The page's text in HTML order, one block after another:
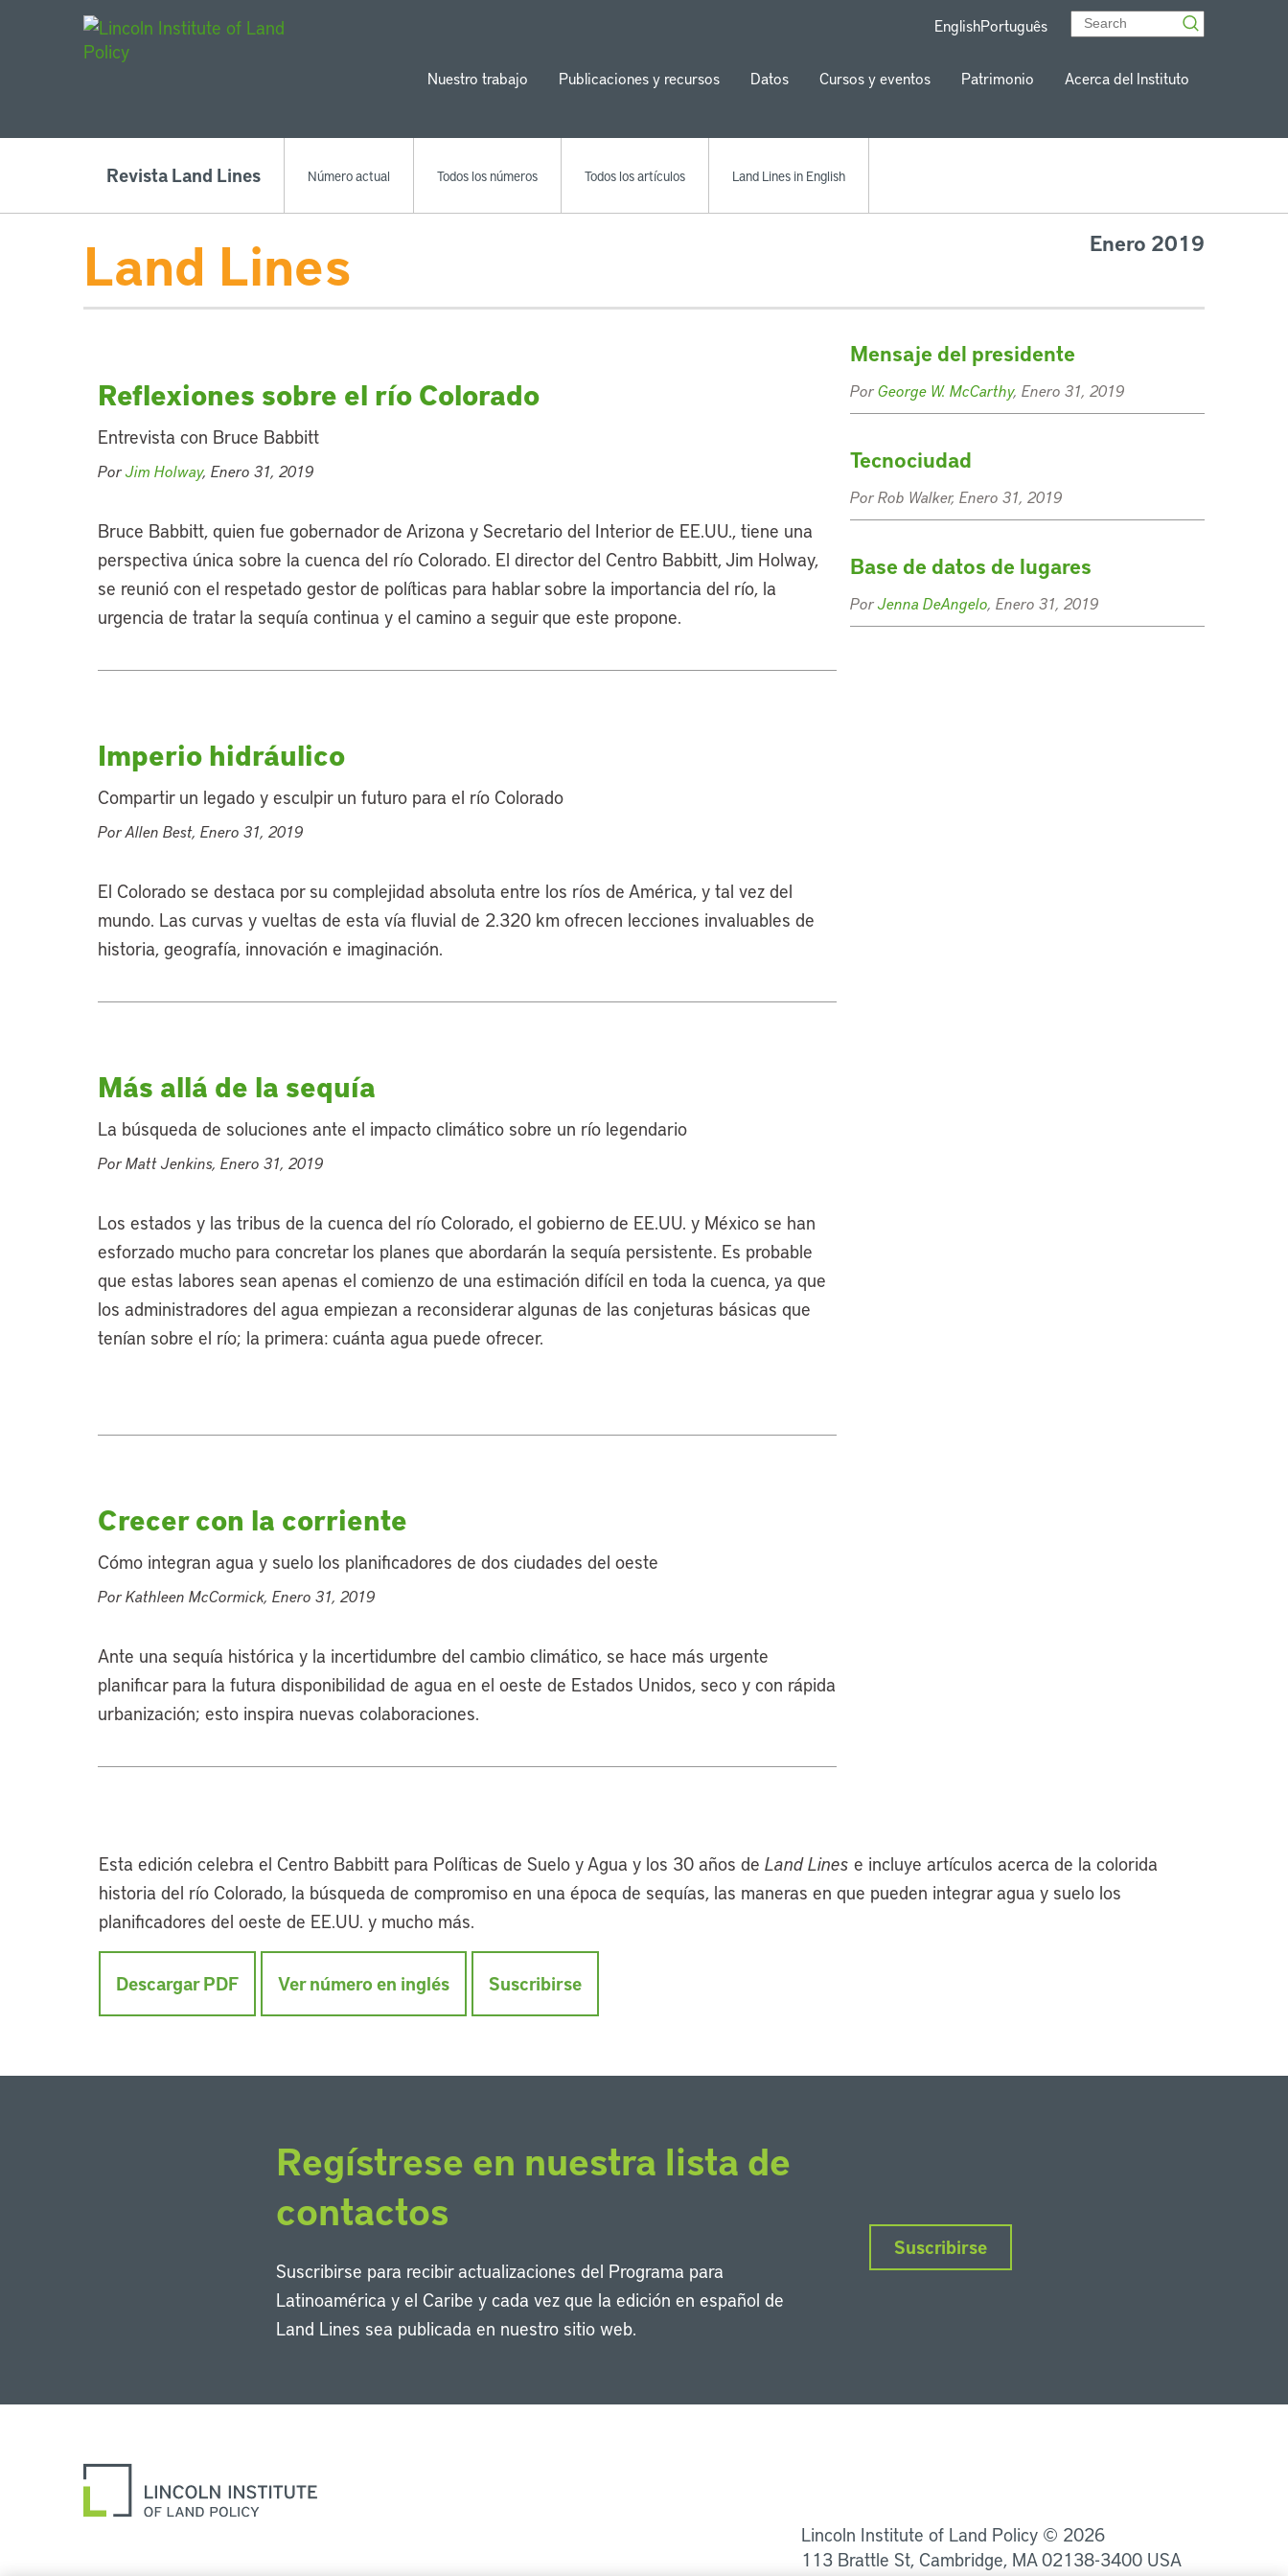
EnglishPortuguês
Nuestro trabajo Publicaciones y recursos Datos Cursos y eventos Patrimonio Acerca del Instituto
Revista Land Lines Número actual Todos los números Todos los artículos Land Lines in English
Land Lines Enero 2019
Reflexiones sobre el río Colorado
Entrevista con Bruce Babbitt
PorJim Holway, Enero 31, 2019
Bruce Babbitt, quien fue gobernador de Arizona y Secretario del Interior de EE.UU., tiene una
perspectiva única sobre la cuenca del río Colorado. El director del Centro Babbitt, Jim Holway,
se reunió con el respetado gestor de políticas para hablar sobre la importancia del río, la
urgencia de tratar la sequía continua y el camino a seguir que este propone.
Imperio hidráulico
Compartir un legado y esculpir un futuro para el río Colorado
Por Allen Best, Enero 31, 2019
El Colorado se destaca por su complejidad absoluta entre los ríos de América, y tal vez del
mundo. Las curvas y vueltas de esta vía fluvial de 2.320 km ofrecen lecciones invaluables de
historia, geografía, innovación e imaginación.
Más allá de la sequía
La búsqueda de soluciones ante el impacto climático sobre un río legendario
Por Matt Jenkins, Enero 31, 2019
Los estados y las tribus de la cuenca del río Colorado, el gobierno de EE.UU. y México se han
esforzado mucho para concretar los planes que abordarán la sequía persistente. Es probable
que estas labores sean apenas el comienzo de una estimación difícil en toda la cuenca, ya que
los administradores del agua empiezan a reconsiderar algunas de las conjeturas básicas que
tenían sobre el río; la primera: cuánta agua puede ofrecer.
Crecer con la corriente
Cómo integran agua y suelo los planificadores de dos ciudades del oeste
Por Kathleen McCormick, Enero 31, 2019
Ante una sequía histórica y la incertidumbre del cambio climático, se hace más urgente
planificar para la futura disponibilidad de agua en el oeste de Estados Unidos, seco y con rápida
urbanización; esto inspira nuevas colaboraciones.
Mensaje del presidente
PorGeorge W. McCarthy, Enero 31, 2019
Tecnociudad
Por Rob Walker, Enero 31, 2019
Base de datos de lugares
PorJenna DeAngelo, Enero 31, 2019
Esta edición celebra el Centro Babbitt para Políticas de Suelo y Agua y los 30 años de Land Lines e incluye artículos acerca de la colorida
historia del río Colorado, la búsqueda de compromiso en una época de sequías, las maneras en que pueden integrar agua y suelo los
planificadores del oeste de EE.UU. y mucho más.
Descargar PDF Ver número en inglés Suscribirse
Regístrese en nuestra lista de
contactos
Suscribirse para recibir actualizaciones del Programa para
Latinoamérica y el Caribe y cada vez que la edición en español de
Land Lines sea publicada en nuestro sitio web.
Suscribirse
Lincoln Institute of Land Policy © 2026
113 Brattle St, Cambridge, MA 02138-3400 USA